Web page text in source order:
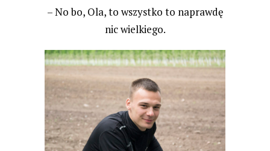
– No bo, Ola, to wszystko to naprawdę
nic wielkiego.